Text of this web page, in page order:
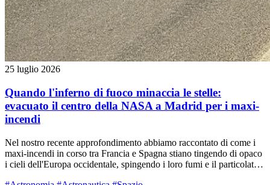
25 luglio 2026
Quando l'inferno di fuoco minaccia le stelle:
evacuato il centro della NASA a Madrid per i maxi-
incendi
Nel nostro recente approfondimento abbiamo raccontato di come i
maxi-incendi in corso tra Francia e Spagna stiano tingendo di opaco
i cieli dell'Europa occidentale, spingendo i loro fumi e il particolato